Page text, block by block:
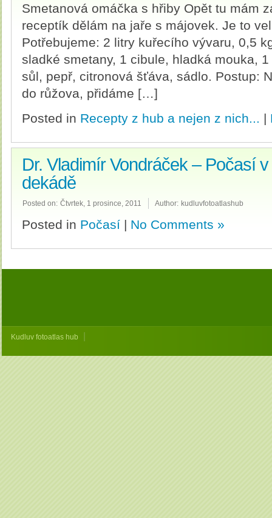
Smetanová omáčka s hřiby Opět tu mám
receptík dělám na jaře s májovek. Je to
Potřebujeme: 2 litry kuřecího vývaru, 0,5
sladké smetany, 1 cibule, hladká mouka,
sůl, pepř, citronová šťáva, sádlo. Postup:
do růžova, přidáme […]
Posted in Recepty z hub a nejen z nich... |
Dr. Vladimír Vondráček – Počasí
dekádě
Posted on: Čtvrtek, 1 prosince, 2011 Author: kudluvfotoatlashub
Posted in Počasí | No Comments »
Kudluv fotoatlas hub